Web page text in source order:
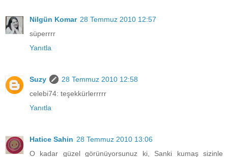
Nilgün Komar 28 Temmuz 2010 12:57
süperrrr
Yanıtla
Suzy
28 Temmuz 2010 12:58
celebi74: teşekkürlerrrrr
Yanıtla
Hatice Sahin 28 Temmuz 2010 13:06
O kadar güzel görünüyorsunuz ki, Sanki kumaş sizinle